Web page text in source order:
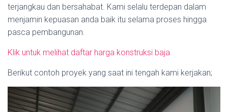
terjangkau dan bersahabat. Kami selalu terdepan dalam
menjamin kepuasan anda baik itu selama proses hingga
pasca pembangunan.
Klik untuk melihat daftar harga konstruksi baja
Berikut contoh proyek yang saat ini tengah kami kerjakan;